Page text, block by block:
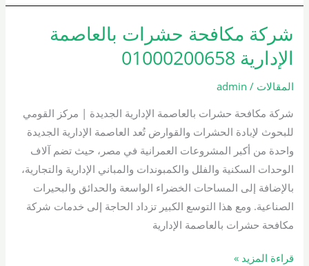
شركة مكافحة حشرات بالعاصمة
الإدارية 01000200658
المقالات /
admin
شركة مكافحة حشرات بالعاصمة الإدارية الجديدة | مركز القومي
للبحوث لإبادة الحشرات والقوارض تُعد العاصمة الإدارية الجديدة
واحدة من أكبر المشروعات العمرانية في مصر، حيث تضم آلاف
الوحدات السكنية والفلل والكمبوندات والمباني الإدارية والتجارية،
بالإضافة إلى المساحات الخضراء الواسعة والحدائق والبحيرات
الصناعية. ومع هذا التوسع الكبير تزداد الحاجة إلى خدمات شركة
مكافحة حشرات بالعاصمة الإدارية
شركة
مكافحة
حشرات
بالعاصمة
01000200658
قراءة المزيد »